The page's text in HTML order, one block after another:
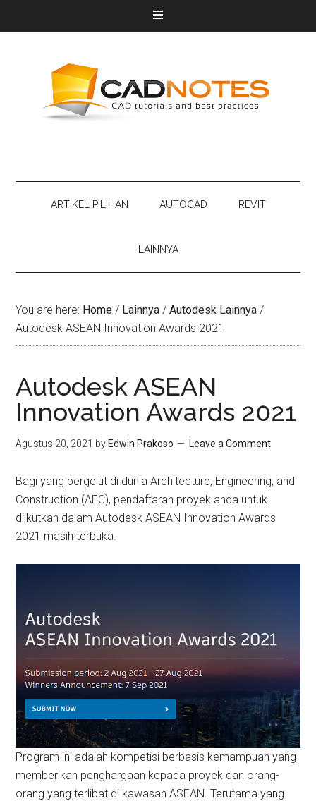
ARTIKEL PILIHAN AUTOCAD REVIT
LAINNYA
You are here: Home / Lainnya / Autodesk Lainnya /
Autodesk ASEAN Innovation Awards 2021
Autodesk ASEAN
Innovation Awards 2021
Agustus 20, 2021 by Edwin Prakoso Leave a Comment
Bagi yang bergelut di dunia Architecture, Engineering, and
Construction (AEC), pendaftaran proyek anda untuk
diikutkan dalam Autodesk ASEAN Innovation Awards
2021 masih terbuka.
Program ini adalah kompetisi berbasis kemampuan yang
memberikan penghargaan kepada proyek dan orang-
orang yang terlibat di kawasan ASEAN. Terutama yang